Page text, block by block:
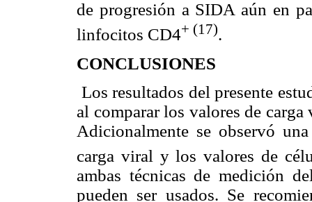
de progresión a SIDA aún en
linfocitos CD4+ (17).
CONCLUSIONES
Los resultados del presente
al comparar los valores de
Adicionalmente se observó
carga viral y los valores de
ambas técnicas de medición
pueden ser usados. Se